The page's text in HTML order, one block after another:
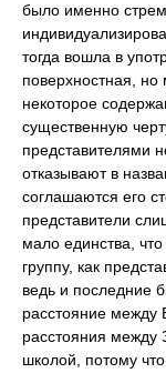
было именно
тогда вошла в
поверхностная,
некоторое
существенную
представителями
отказывают в
соглашаются его
представители
мало единства,
группу, как
ведь и последние
расстояние
расстояния между
школой, потому